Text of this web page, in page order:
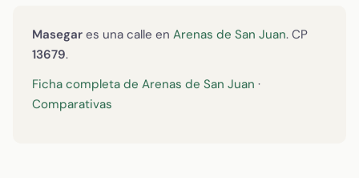
Masegar es una calle en Arenas de San Juan. CP
13679.
Ficha completa de Arenas de San Juan ·
Comparativas